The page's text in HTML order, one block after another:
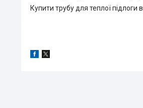
Купити трубу для теплої підлоги